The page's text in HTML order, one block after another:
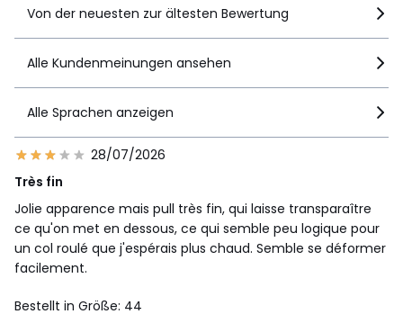
Von der neuesten zur ältesten Bewertung
Alle Kundenmeinungen ansehen
Alle Sprachen anzeigen
28/07/2026
Très fin
Jolie apparence mais pull très fin, qui laisse transparaître
ce qu'on met en dessous, ce qui semble peu logique pour
un col roulé que j'espérais plus chaud. Semble se déformer
facilement.
Bestellt in Größe: 44